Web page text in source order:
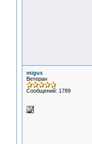
migus
Ветеран
Сообщений: 1789